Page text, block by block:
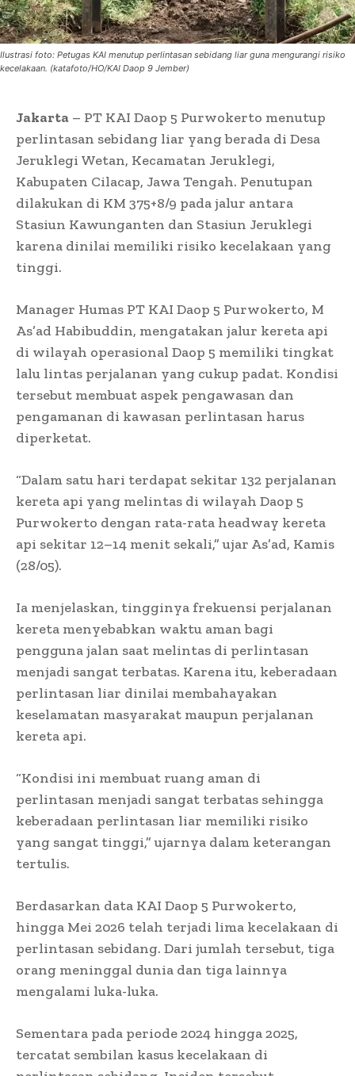
Ilustrasi foto: Petugas KAI menutup perlintasan sebidang liar guna mengurangi risiko
kecelakaan. (katafoto/HO/KAI Daop 9 Jember)
Jakarta – PT KAI Daop 5 Purwokerto menutup
perlintasan sebidang liar yang berada di Desa
Jeruklegi Wetan, Kecamatan Jeruklegi,
Kabupaten Cilacap, Jawa Tengah. Penutupan
dilakukan di KM 375+8/9 pada jalur antara
Stasiun Kawunganten dan Stasiun Jeruklegi
karena dinilai memiliki risiko kecelakaan yang
tinggi.
Manager Humas PT KAI Daop 5 Purwokerto, M
As’ad Habibuddin, mengatakan jalur kereta api
di wilayah operasional Daop 5 memiliki tingkat
lalu lintas perjalanan yang cukup padat. Kondisi
tersebut membuat aspek pengawasan dan
pengamanan di kawasan perlintasan harus
diperketat.
“Dalam satu hari terdapat sekitar 132 perjalanan
kereta api yang melintas di wilayah Daop 5
Purwokerto dengan rata-rata headway kereta
api sekitar 12–14 menit sekali,” ujar As’ad, Kamis
(28/05).
Ia menjelaskan, tingginya frekuensi perjalanan
kereta menyebabkan waktu aman bagi
pengguna jalan saat melintas di perlintasan
menjadi sangat terbatas. Karena itu, keberadaan
perlintasan liar dinilai membahayakan
keselamatan masyarakat maupun perjalanan
kereta api.
“Kondisi ini membuat ruang aman di
perlintasan menjadi sangat terbatas sehingga
keberadaan perlintasan liar memiliki risiko
yang sangat tinggi,” ujarnya dalam keterangan
tertulis.
Berdasarkan data KAI Daop 5 Purwokerto,
hingga Mei 2026 telah terjadi lima kecelakaan di
perlintasan sebidang. Dari jumlah tersebut, tiga
orang meninggal dunia dan tiga lainnya
mengalami luka-luka.
Sementara pada periode 2024 hingga 2025,
tercatat sembilan kasus kecelakaan di